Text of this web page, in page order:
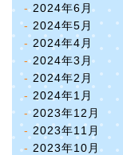
2024年6月
2024年5月
2024年4月
2024年3月
2024年2月
2024年1月
2023年12月
2023年11月
2023年10月